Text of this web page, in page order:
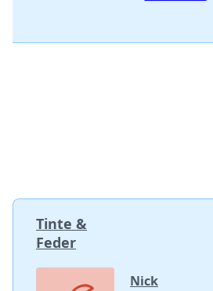
Tinte &
Feder
Nick